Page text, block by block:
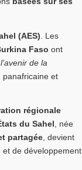
(AES) . Les
Faso ont
de la
panafricaine et
régionale
du Sahel, née
partagée, devient
de développement